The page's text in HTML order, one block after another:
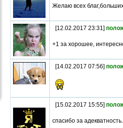
Желаю всех
[12.02.2017 23:31]
+1 за хорошее,
[14.02.2017 07:56]
[15.02.2017 15:55]
спасибо за